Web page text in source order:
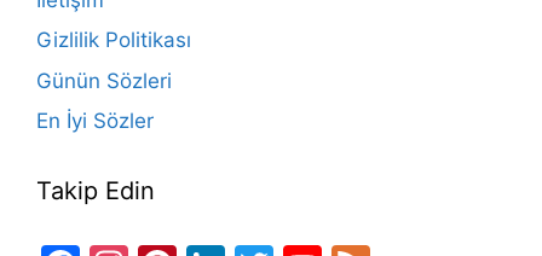
k
Gizlilik Politikası
Günün Sözleri
En İyi Sözler
Takip Edin